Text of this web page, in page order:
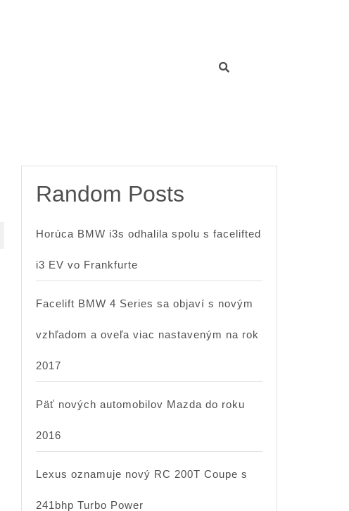
Random Posts
Horúca BMW i3s odhalila spolu s facelifted
i3 EV vo Frankfurte
Facelift BMW 4 Series sa objaví s novým
vzhľadom a oveľa viac nastaveným na rok
2017
Päť nových automobilov Mazda do roku
2016
Lexus oznamuje nový RC 200T Coupe s
241bhp Turbo Power